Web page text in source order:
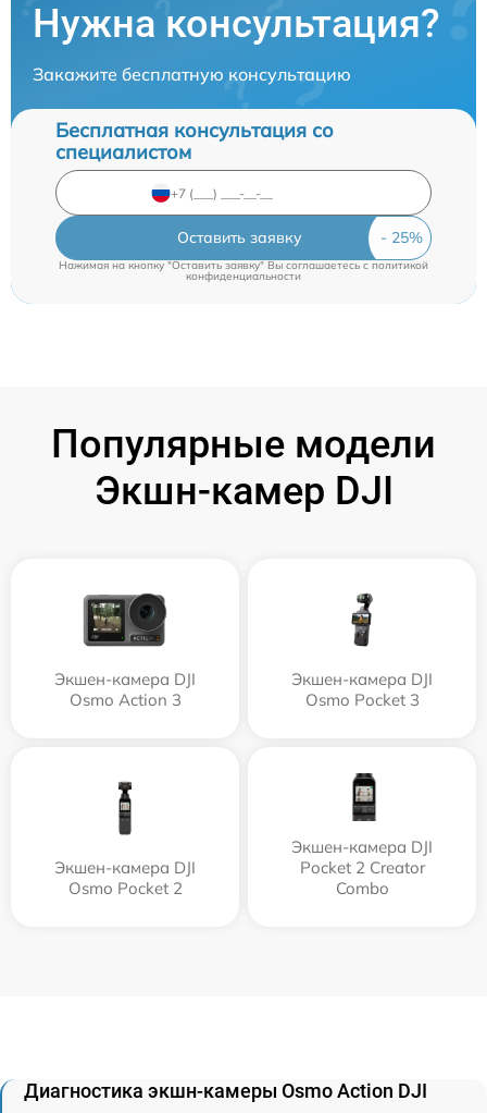
Нужна консультация?
Закажите бесплатную консультацию
Бесплатная консультация со
специалистом
Оставить заявку
Нажимая на кнопку "Оставить заявку" Вы соглашаетесь c политикой
конфиденциальности
Популярные модели
Экшн-камер DJI
Экшен-камера DJI
Osmo Action 3
Экшен-камера DJI
Osmo Pocket 3
Экшен-камера DJI
Osmo Pocket 2
Экшен-камера DJI
Pocket 2 Creator
Combo
Диагностика экшн-камеры Osmo Action DJI